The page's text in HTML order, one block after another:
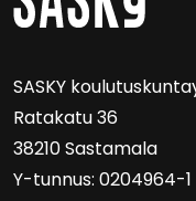
SASKY
Ra­ta­ka­tu 36
38210 Sas­ta­ma­la
Y-​tunnus: 0204964-1